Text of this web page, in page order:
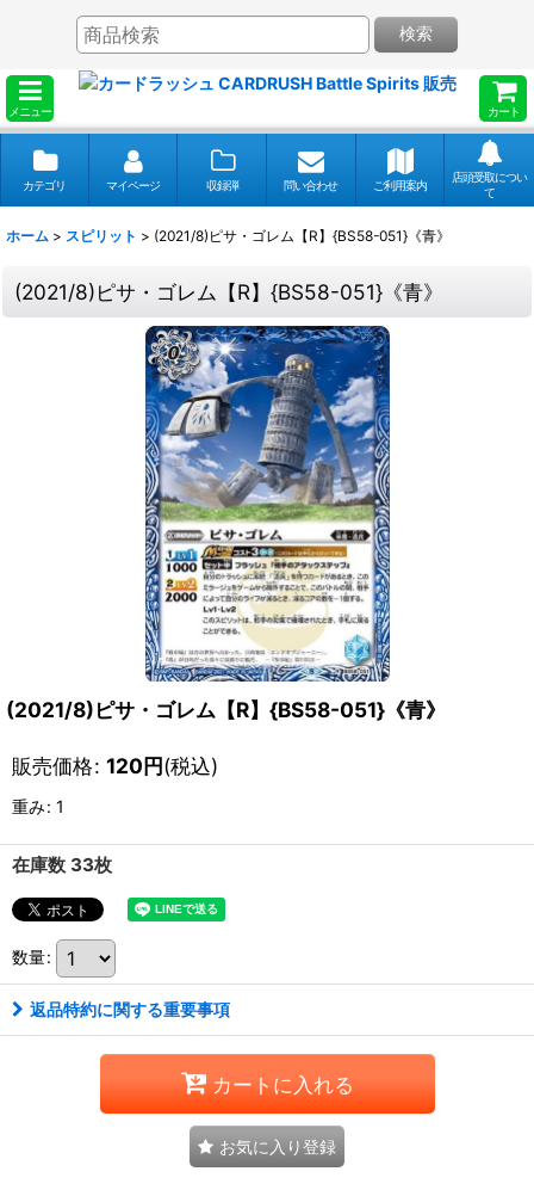
メニュー カート
検索
カテゴリ マイページ 収録弾 問い合わせ ご利用案内
店頭受取につい
て
ホーム > スピリット > (2021/8)ピサ・ゴレム【R】{BS58-051}《青》
(2021/8)ピサ・ゴレム【R】{BS58-051}《青》
(2021/8)ピサ・ゴレム【R】{BS58-051}《青》
販売価格: 120円(税込)
重み: 1
在庫数 33枚
数量:
返品特約に関する重要事項
カートに入れる
お気に入り登録